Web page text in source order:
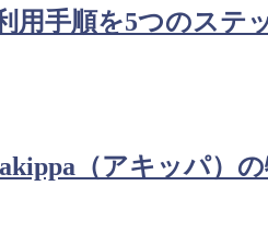
用手順を5つのステ
（アキッパ）